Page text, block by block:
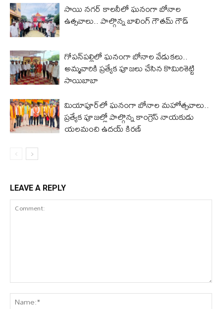
సాయి నగర్ కాలనీలో ఘనంగా బోనాల
ఉత్సవాలు.. పాల్గొన్న బాలింగ్ గౌతమ్ గౌడ్
గోపన్‌పల్లిలో ఘనంగా బోనాల వేడుకలు..
అమ్మవారికి ప్రత్యేక పూజలు చేసిన కొమిరిశెట్టి
సాయిబాబా
మియాపూర్‌లో ఘనంగా బోనాల మహోత్సవాలు..
ప్రత్యేక పూజల్లో పాల్గొన్న కాంగ్రెస్ నాయకుడు
యలమంచి ఉదయ్ కిరణ్
LEAVE A REPLY